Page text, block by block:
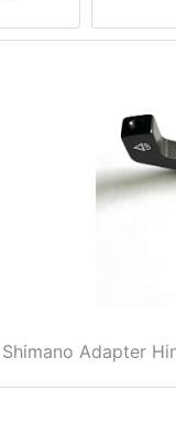
Shimano Adapter